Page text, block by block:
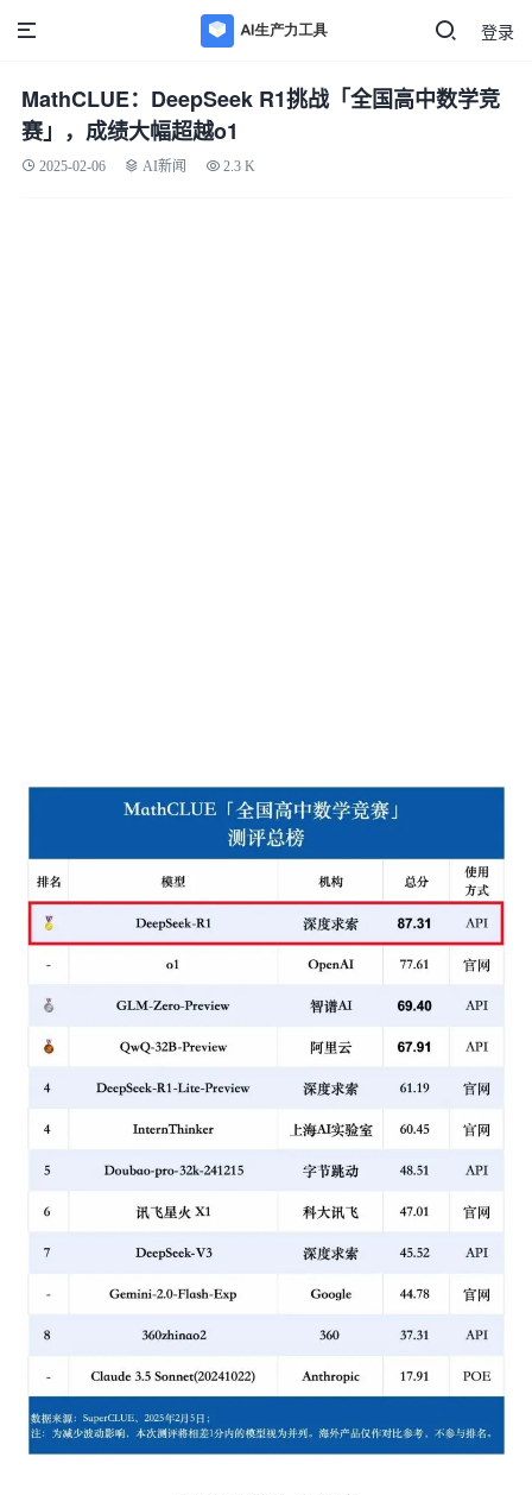
登录
MathCLUE：DeepSeek R1挑战「全国高中数学竞
赛」，成绩大幅超越o1
2025-02-06 AI新闻 2.3 K